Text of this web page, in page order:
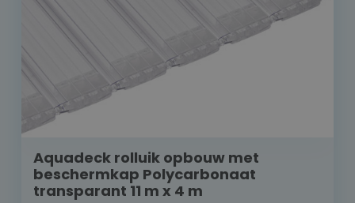
Aquadeck rolluik opbouw met
beschermkap Polycarbonaat
transparant 11 m x 4 m